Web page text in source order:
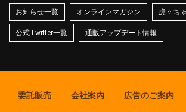
お知らせ一覧 オンラインマガジン 虎々ち
公式Twitter一覧 通販アップデート情報
委託販売 会社案内 広告のご案内